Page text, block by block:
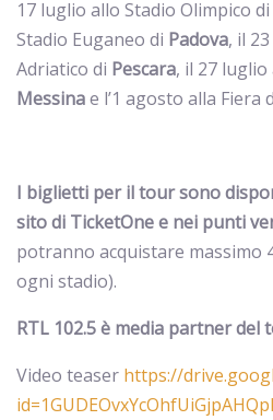
17 luglio allo Stadio Olimpico di
Stadio Euganeo di Padova, il
Adriatico di Pescara, il 27 luglio
Messinae l’1 agosto alla Fiera
I biglietti per il tour sono
sito di TicketOnee nei punti
potranno acquistare massimo
ogni stadio).
RTL 102.5 è media partner del
Video teaser https://